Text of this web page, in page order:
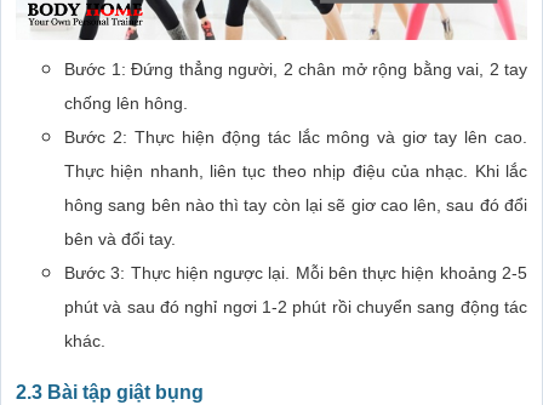
Thực hiện nhanh, liên tục theo nhịp điệu của nhạc. Khi lắc
hông sang bên nào thì tay còn lại sẽ giơ cao lên, sau đó đổi
bên và đổi tay.
Bước 3: Thực hiện ngược lại. Mỗi bên thực hiện khoảng 2-5
phút và sau đó nghỉ ngơi 1-2 phút rồi chuyển sang động tác
khác.
2.3 Bài tập giật bụng